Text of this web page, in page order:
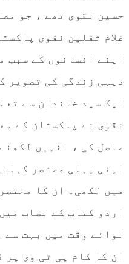
حسین نقوی تھے ، جو
غلام ثقلین نقوی
اپنے افسانوں کے سبب
دیہی زندگی کی تصویر
ایک سید خاندان سے
نقوی نے پاکستان کے
حاصل کی ، انہیں
اپنی پہلی مختصر
میں لکھی۔ ان کا
اردو کتاب کے نصاب
نوائے وقت میں بہت سے
ان کا کام پی ٹی وی